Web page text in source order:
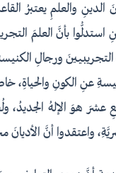
الدينِ والعلمِ يعتبرُ
استدلُّوا بأنَّ العلمَ
التجريبيينَ ورجالِ
عنِ الكونِ والحياةِ،
عشرَ هوَ الإلهُ
واعتقدوا أنَّ